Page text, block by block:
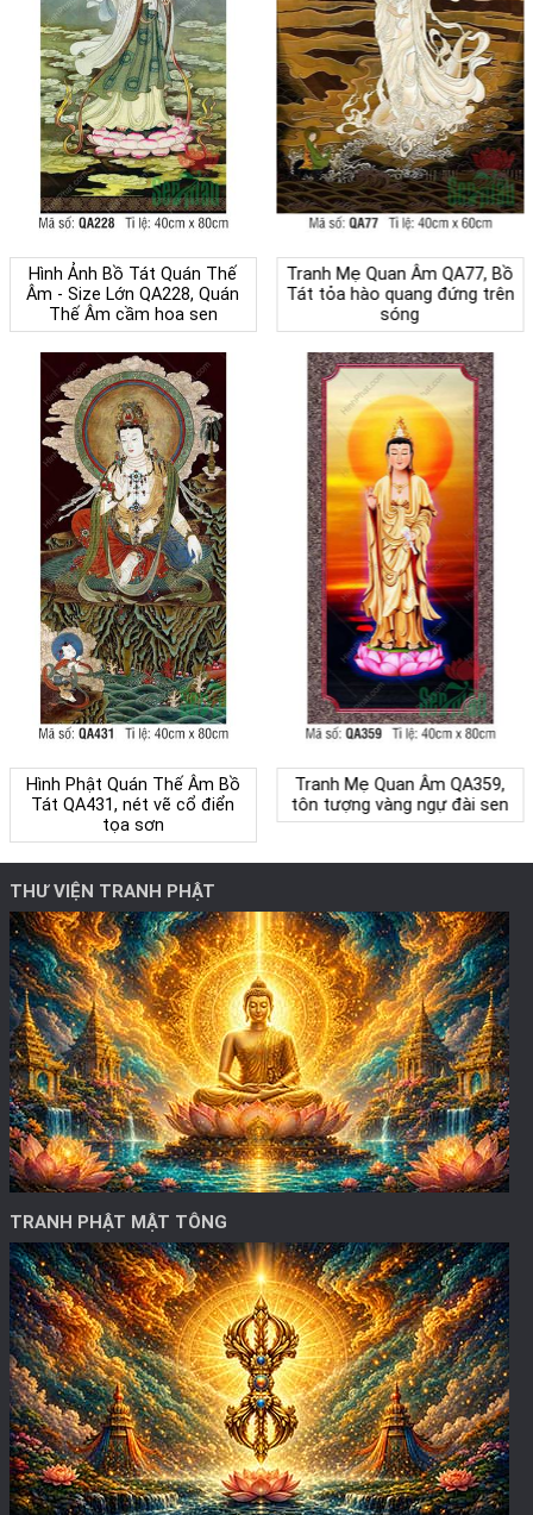
Hình Ảnh Bồ Tát Quán Thế
Âm - Size Lớn QA228, Quán
Thế Âm cầm hoa sen
Tranh Mẹ Quan Âm QA77, Bồ
Tát tỏa hào quang đứng trên
sóng
Hình Phật Quán Thế Âm Bồ
Tát QA431, nét vẽ cổ điển
tọa sơn
Tranh Mẹ Quan Âm QA359,
tôn tượng vàng ngự đài sen
THƯ VIỆN TRANH PHẬT
TRANH PHẬT MẬT TÔNG